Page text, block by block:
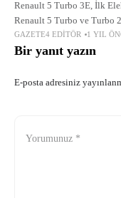
Renault 5 Turbo 3E, İlk
Renault 5 Turbo ve Turbo
olan Renault 5 Turbo 3E,
GAZETE4 EDITÖR 1 YIL
Bir yanıt yazın
E-posta adresiniz